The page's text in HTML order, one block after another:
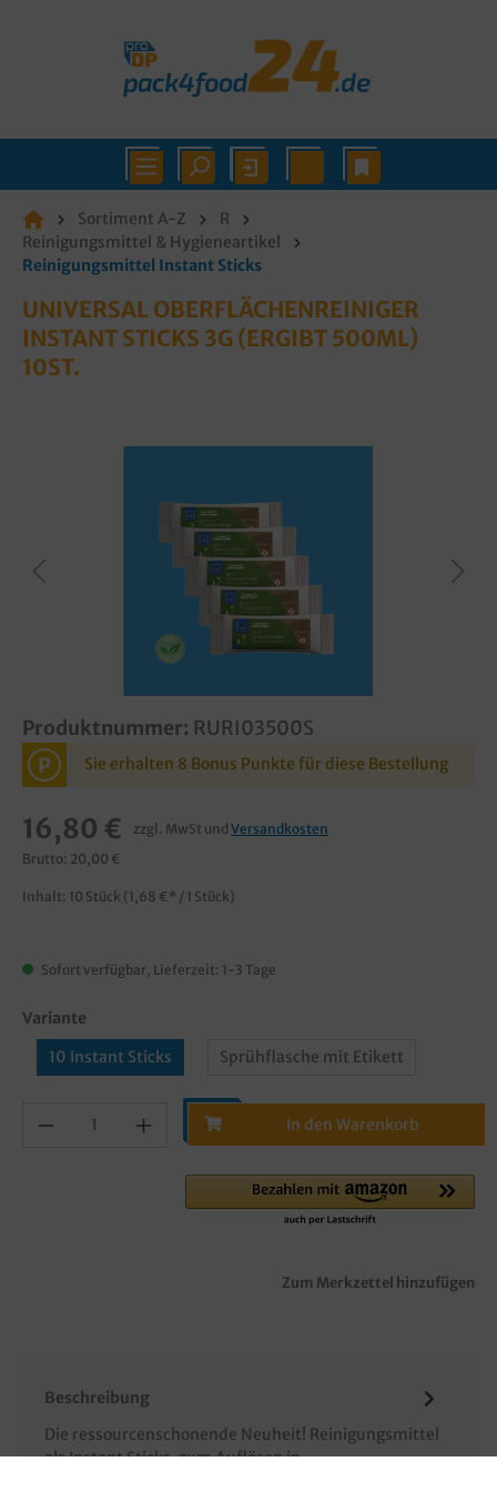
Sortiment A-Z
R
Reinigungsmittel & Hygieneartikel
Reinigungsmittel Instant Sticks
UNIVERSAL OBERFLÄCHENREINIGER
INSTANT STICKS 3G (ERGIBT 500ML)
10ST.
Produktnummer: RURI03500S
P Sie erhalten 8 Bonus Punkte für diese Bestellung
16,80 € zzgl. MwSt und Versandkosten
Brutto: 20,00 €
Inhalt: 10 Stück (1,68 €* / 1 Stück)
Sofort verfügbar, Lieferzeit: 1-3 Tage
Variante
10 Instant Sticks
Sprühflasche mit Etikett
In den Warenkorb
Zum Merkzettel hinzufügen
Beschreibung
Die ressourcenschonende Neuheit! Reinigungsmittel
als Instant Sticks, zum Auflösen in